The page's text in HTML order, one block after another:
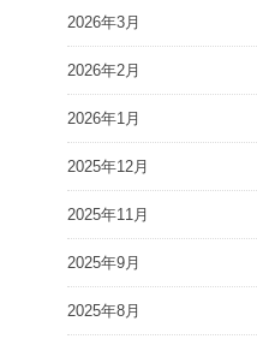
2026年3月
2026年2月
2026年1月
2025年12月
2025年11月
2025年9月
2025年8月